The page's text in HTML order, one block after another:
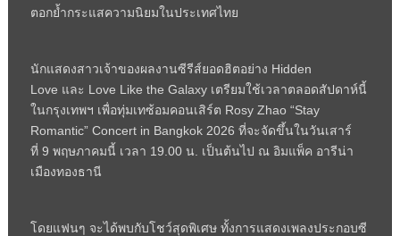
ตอกย้ำกระแสความนิยมในประเทศไทย
นักแสดงสาวเจ้าของผลงานซีรีส์ยอดฮิตอย่าง Hidden
Love และ Love Like the Galaxy เตรียมใช้เวลาตลอดสัปดาห์นี้
ในกรุงเทพฯ เพื่อทุ่มเทซ้อมคอนเสิร์ต Rosy Zhao “Stay
Romantic” Concert in Bangkok 2026 ที่จะจัดขึ้นในวันเสาร์
ที่ 9 พฤษภาคมนี้ เวลา 19.00น. เป็นต้นไป ณ อิมแพ็ค อารีน่า
เมืองทองธานี
โดยแฟนๆ จะได้พบกับโชว์สุดพิเศษ ทั้งการแสดงเพลงประกอบซี